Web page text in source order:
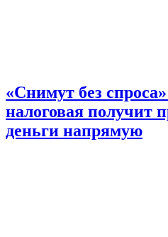
«Снимут без
налоговая получит
деньги напрямую